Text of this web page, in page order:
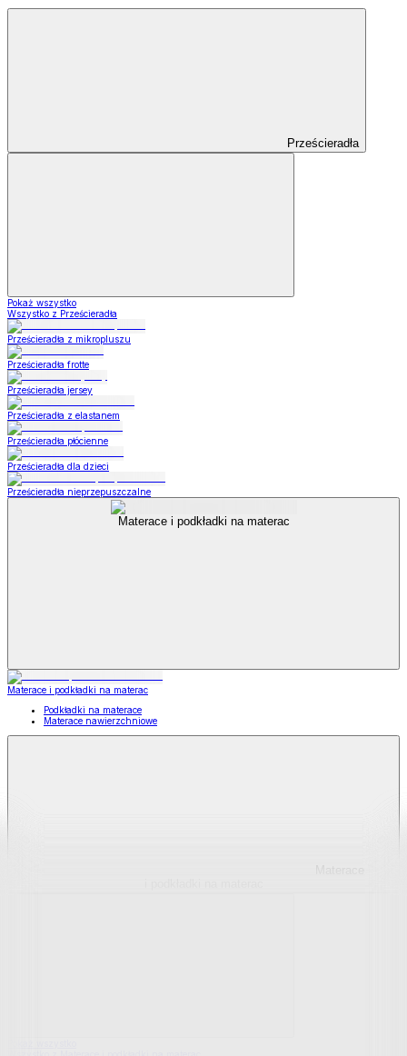
Prześcieradła
Pokaż wszystko
Wszystko z Prześcieradła
Prześcieradła z mikropluszu
Prześcieradła frotte
Prześcieradła jersey
Prześcieradła z elastanem
Prześcieradła płócienne
Prześcieradła dla dzieci
Prześcieradła nieprzepuszczalne
Materace i podkładki na materac
Materace i podkładki na materac
Podkładki na materace
Materace nawierzchniowe